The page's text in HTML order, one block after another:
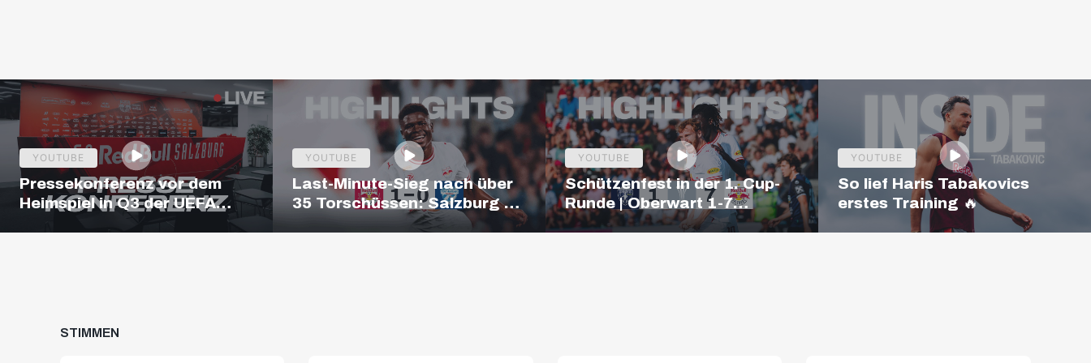
YOUTUBE
Pressekonferenz vor dem
Heimspiel in Q3 der UEFA
YOUTUBE
Last-Minute-Sieg nach über
35 Torschüssen: Salzburg –
Hartberg | Highlights |
YOUTUBE
Schützenfest in der 1. Cup-
Runde | Oberwart 1-7
Salzburg | HIGHLIGHTS
YOUTUBE
So lief Haris Tabakovics
erstes Training 🔥
STIMMEN